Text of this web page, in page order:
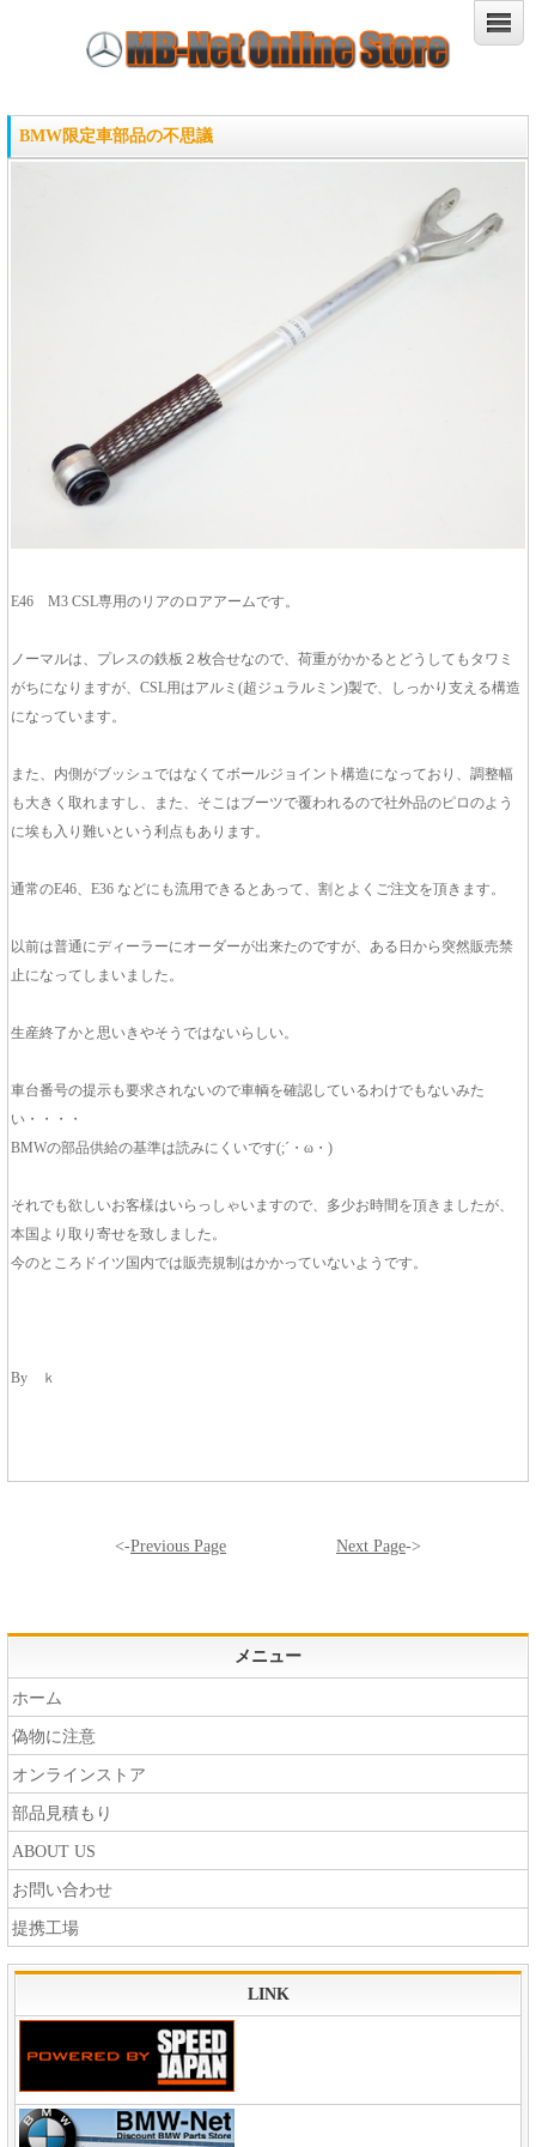
BMW限定車部品の不思議
E46 M3 CSL専用のリアのロアアームです。
ノーマルは、プレスの鉄板２枚合せなので、荷重がかかるとどうしてもタワミ
がちになりますが、CSL用はアルミ(超ジュラルミン)製で、しっかり支える構造
になっています。
また、内側がブッシュではなくてボールジョイント構造になっており、調整幅
も大きく取れますし、また、そこはブーツで覆われるので社外品のピロのよう
に埃も入り難いという利点もあります。
通常のE46、E36 などにも流用できるとあって、割とよくご注文を頂きます。
以前は普通にディーラーにオーダーが出来たのですが、ある日から突然販売禁
止になってしまいました。
生産終了かと思いきやそうではないらしい。
車台番号の提示も要求されないので車輌を確認しているわけでもないみた
い・・・・
BMWの部品供給の基準は読みにくいです(;´・ω・)
それでも欲しいお客様はいらっしゃいますので、多少お時間を頂きましたが、
本国より取り寄せを致しました。
今のところドイツ国内では販売規制はかかっていないようです。
By ｋ
<-Previous Page Next Page->
メニュー
ホーム
偽物に注意
オンラインストア
部品見積もり
ABOUT US
お問い合わせ
提携工場
LINK